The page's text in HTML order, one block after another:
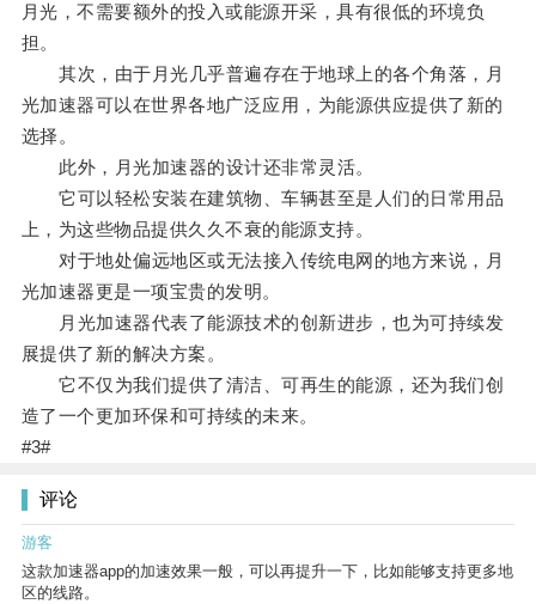
月光，不需要额外的投入或能源开采，具有很低的环境负
担。
其次，由于月光几乎普遍存在于地球上的各个角落，月
光加速器可以在世界各地广泛应用，为能源供应提供了新的
选择。
此外，月光加速器的设计还非常灵活。
它可以轻松安装在建筑物、车辆甚至是人们的日常用品
上，为这些物品提供久久不衰的能源支持。
对于地处偏远地区或无法接入传统电网的地方来说，月
光加速器更是一项宝贵的发明。
月光加速器代表了能源技术的创新进步，也为可持续发
展提供了新的解决方案。
它不仅为我们提供了清洁、可再生的能源，还为我们创
造了一个更加环保和可持续的未来。
#3#
评论
游客
这款加速器app的加速效果一般，可以再提升一下，比如能够支持更多地
区的线路。